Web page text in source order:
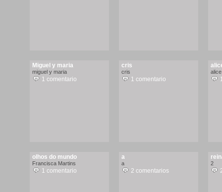
Miguel y maria
miguel y maria
1 comentario
cris
cris
1 comentario
alice
olhos do mundo
Francisca Martins
1 comentario
a
a
2 comentarios
2